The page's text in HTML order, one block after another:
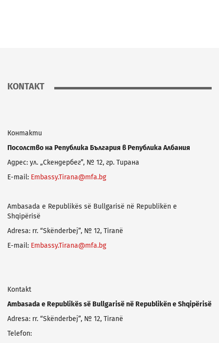
KONTAKT
Контакти
Посолство на Република България в Република Албания
Адрес: ул. „Скендербег”, № 12, гр. Тирана
E-mail: Embassy.Tirana@mfa.bg
Ambasada e Republikës së Bullgarisë në Republikën e
Shqipërisë
Adresa: rr. “Skënderbej”, № 12, Tiranë
E-mail: Embassy.Tirana@mfa.bg
Kontakt
Ambasada e Republikës së Bullgarisë në Republikën e Shqipërisë
Adresa: rr. “Skënderbej”, № 12, Tiranë
Telefon: